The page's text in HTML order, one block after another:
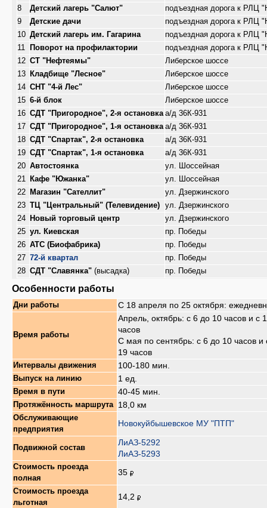
8
Детский лагерь "Салют"
подъездная дорога к РЛЦ
9
Детские дачи
подъездная дорога к РЛЦ
10 Детский лагерь им. Гагарина
подъездная дорога к РЛЦ
11
Поворот на профилактории
подъездная дорога к РЛЦ
12 СТ "Нефтеямы"
Либерское шоссе
13
Кладбище "Лесное"
Либерское шоссе
14 СНТ "4-й Лес"
Либерское шоссе
15 6-й блок
Либерское шоссе
16 СДТ "Пригородное", 2-я остановка а/д 36К-931
17 СДТ "Пригородное", 1-я остановка а/д 36К-931
18 СДТ "Спартак", 2-я остановка
а/д 36К-931
19 СДТ "Спартак", 1-я остановка
а/д 36К-931
20 Автостоянка
ул. Шоссейная
21
Кафе "Южанка"
ул. Шоссейная
22
Магазин "Сателлит"
ул. Дзержинского
23 ТЦ "Центральный" (Телевидение)
ул. Дзержинского
24
Новый торговый центр
ул. Дзержинского
25 ул. Киевская
пр. Победы
26 АТС (Биофабрика)
пр. Победы
27 72-й квартал
пр. Победы
28 СДТ "Славянка" (высадка) пр. Победы
Особенности работы
Дни работы С 18 апреля по 25 октября:
Время работы
Апрель, октябрь: с 6 до 10 часов и с
часов
С мая по сентябрь: с 6 до 10 часов и
19 часов
Интервалы движения 100-180 мин.
Выпуск на линию 1 ед.
Время в пути 40-45 мин.
Протяжённость маршрута 18,0 км
Обслуживающие
предприятия
Новокуйбышевское МУ "ПТП"
Подвижной состав
ЛиАЗ-5292
ЛиАЗ-5293
Стоимость проезда
полная
35
Стоимость проезда
льготная
14,2